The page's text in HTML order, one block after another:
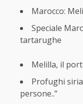
Marocco:
Speciale
tartarughe
Melilla, il
Profughi
persone..”